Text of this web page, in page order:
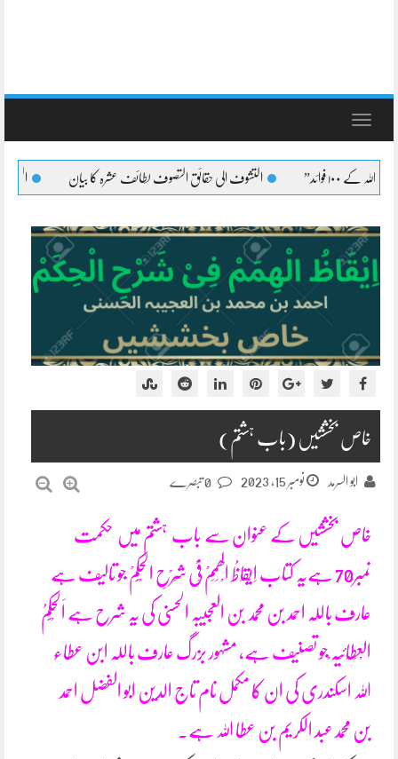
Toggle
التشوف الی حقائق التصوف لطائف عشرہ کا بیان التشوف الی حقائق التصوف
خاص بخششیں (باب ہشتم)
ابو السرمد نومبر 15, 2023
خاص بخششیں کے عنوان سے باب ہشتم میں حکمت
نمبر70 ہےیہ کتاب اِیْقَاظُ الْھِمَمْ فِیْ شَرْحِ الْحِکَمْ جو تالیف ہے
عارف باللہ احمد بن محمد بن العجیبہ الحسنی کی یہ شرح ہے اَلْحِکَمُ
الْعِطَائِیَہ ْجو تصنیف ہے، مشہور بزرگ عارف باللہ ابن عطاء
اللہ اسکندری کی ان کا مکمل نام تاج الدین ابو الفضل احمد
بن محمدعبد الکریم بن عطا اللہ ہے۔